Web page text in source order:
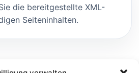
die bereitgestellte XML-
Seiteninhalten.